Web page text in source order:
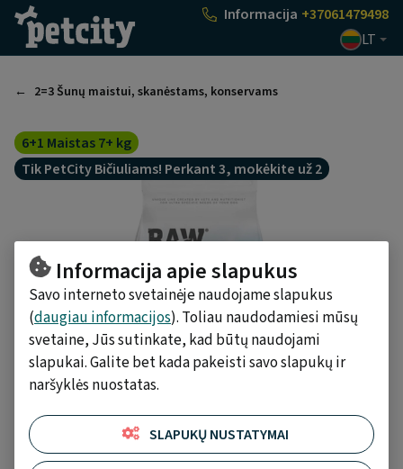
PasirinktiInformacija +37061479498
LT
2=3 Šunų maistui, skanėstams, konservams
6+1 Maistas 7+ kg
Tik PetCity Bičiuliams! Perkant 3, mokėkite už 2
Informacija apie slapukus
Savo interneto svetainėje naudojame slapukus
(daugiau informacijos). Toliau naudodamiesi mūsų
svetaine, Jūs sutinkate, kad būtų naudojami
slapukai. Galite bet kada pakeisti savo slapukų ir
naršyklės nuostatas.
SLAPUKŲ NUSTATYMAI